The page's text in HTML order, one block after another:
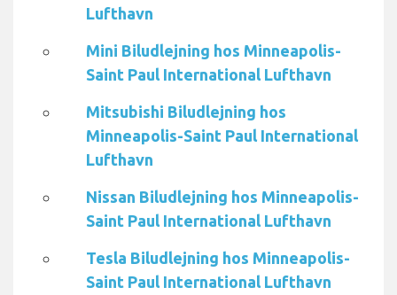
Lufthavn
Mini Biludlejning hos Minneapolis-
Saint Paul International Lufthavn
Mitsubishi Biludlejning hos
Minneapolis-Saint Paul International
Lufthavn
Nissan Biludlejning hos Minneapolis-
Saint Paul International Lufthavn
Tesla Biludlejning hos Minneapolis-
Saint Paul International Lufthavn